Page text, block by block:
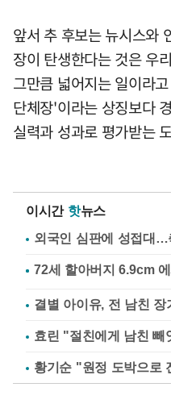
앞서 추 후보는 뉴시스와
장이 탄생한다는 것은 우
그만큼 넓어지는 일이라
단체장'이라는 상징보다
실력과 성과로 평가받는
이시간 핫뉴스
외국인 심판에 성접대…
결별 아이유, 전 남친 장
효린 "절친에게 남친
황기순 "원정 도박으로